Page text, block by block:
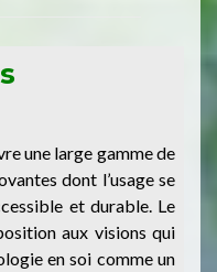
une large gamme de
dont l’usage se
et durable. Le
aux visions qui
en soi comme un